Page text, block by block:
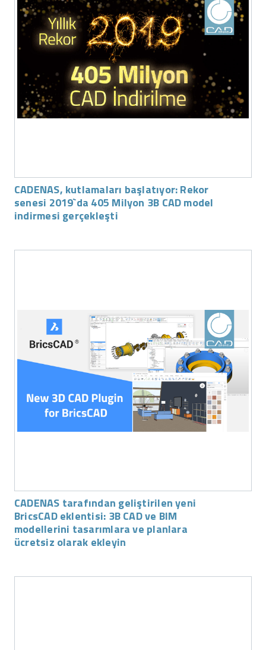
CADENAS, kutlamaları başlatıyor: Rekor
senesi 2019`da 405 Milyon 3B CAD model
indirmesi gerçekleşti
CADENAS tarafından geliştirilen yeni
BricsCAD eklentisi: 3B CAD ve BIM
modellerini tasarımlara ve planlara
ücretsiz olarak ekleyin